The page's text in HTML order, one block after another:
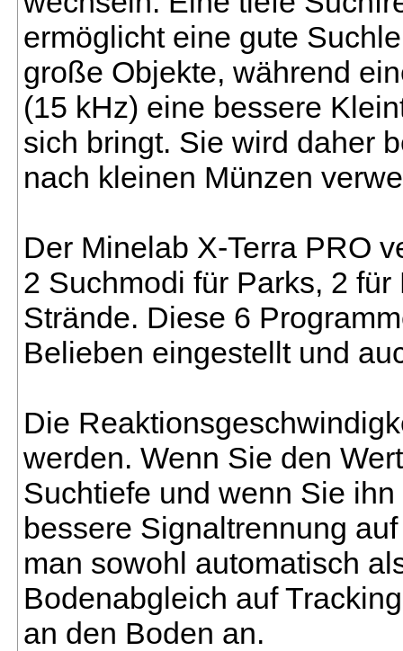
ermöglicht eine gute
große Objekte, während
(15 kHz) eine bessere
sich bringt. Sie wird daher
nach kleinen Münzen
Der Minelab X-Terra PRO
2 Suchmodi für Parks, 2
Strände. Diese 6
Belieben eingestellt und
Die
werden. Wenn Sie den
Suchtiefe und wenn Sie
bessere Signaltrennung
man sowohl automatisch
Bodenabgleich auf
an den Boden an.